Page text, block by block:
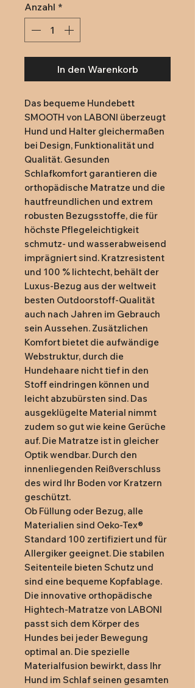
Anzahl *
In den Warenkorb
Das bequeme Hundebett
SMOOTH von LABONI überzeugt
Hund und Halter gleichermaßen
bei Design, Funktionalität und
Qualität. Gesunden
Schlafkomfort garantieren die
orthopädische Matratze und die
hautfreundlichen und extrem
robusten Bezugsstoffe, die für
höchste Pflegeleichtigkeit
schmutz- und wasserabweisend
imprägniert sind. Kratzresistent
und 100 % lichtecht, behält der
Luxus-Bezug aus der weltweit
besten Outdoorstoff-Qualität
auch nach Jahren im Gebrauch
sein Aussehen. Zusätzlichen
Komfort bietet die aufwändige
Webstruktur, durch die
Hundehaare nicht tief in den
Stoff eindringen können und
leicht abzubürsten sind. Das
ausgeklügelte Material nimmt
zudem so gut wie keine Gerüche
auf. Die Matratze ist in gleicher
Optik wendbar. Durch den
innenliegenden Reißverschluss
des wird Ihr Boden vor Kratzern
geschützt.
Ob Füllung oder Bezug, alle
Materialien sind Oeko-Tex®
Standard 100 zertifiziert und für
Allergiker geeignet. Die stabilen
Seitenteile bieten Schutz und
sind eine bequeme Kopfablage.
Die innovative orthopädische
Hightech-Matratze von LABONI
passt sich dem Körper des
Hundes bei jeder Bewegung
optimal an. Die spezielle
Materialfusion bewirkt, dass Ihr
Hund im Schlaf seinen gesamten